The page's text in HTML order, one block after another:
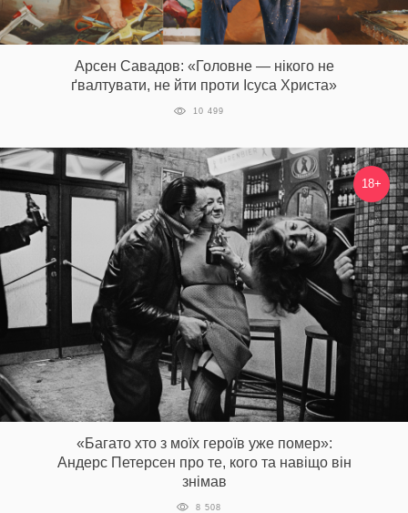
Арсен Савадов: «Головне — нікого не
ґвалтувати, не йти проти Ісуса Христа»
10 499
18+
«Багато хто з моїх героїв уже помер»:
Андерс Петерсен про те, кого та навіщо він
знімав
8 508